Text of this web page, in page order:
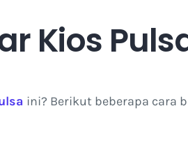
Kios
ini? Berikut beberapa cara